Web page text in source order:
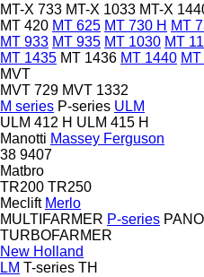
MT-X 733 MT-X 1033 MT-X
MT 420 MT 625 MT 730 H MT
MT 933 MT 935 MT 1030 MT
MT 1435 MT 1436 MT 1440
MVT
MVT 729 MVT 1332
M series P-series ULM
ULM 412 H ULM 415 H
Manotti Massey Ferguson
38 9407
Matbro
TR200 TR250
Meclift Merlo
MULTIFARMER P-series
TURBOFARMER
New Holland
LM T-series TH